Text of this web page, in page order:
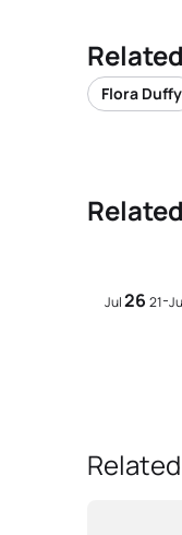
Flora Duffy
Jul26 21-